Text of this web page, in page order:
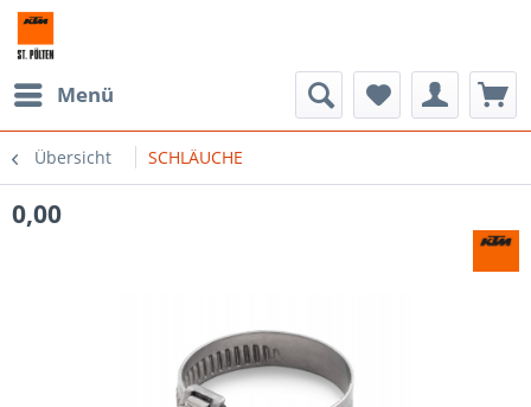
Menü
Übersicht SCHLÄUCHE
0,00